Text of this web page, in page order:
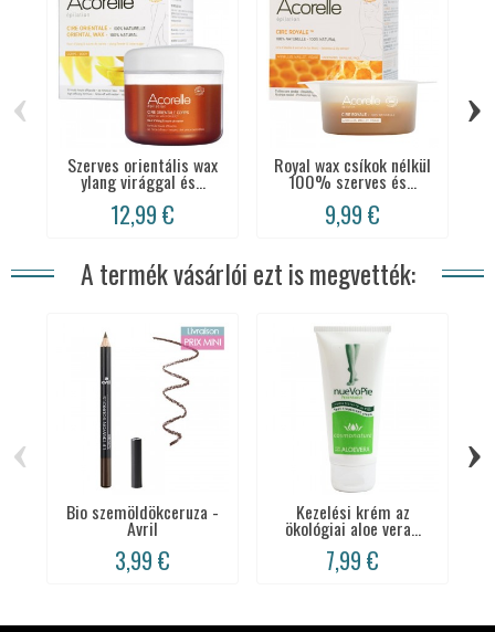
Szerves orientális wax
ylang virággal és...
12,99 €
Royal wax csíkok nélkül
100% szerves és...
9,99 €
‹ ›
A termék vásárlói ezt is megvették:
Bio szemöldökceruza -
Avril
3,99 €
Kezelési krém az
ökológiai aloe vera...
7,99 €
‹ ›